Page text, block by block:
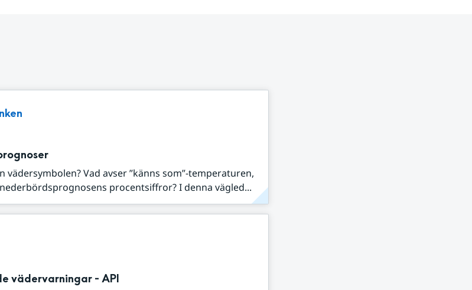
vädersymbolen? Vad avser ”känns som”-temperaturen,
procentsiffror? I denna vägled...
vädervarningar - API